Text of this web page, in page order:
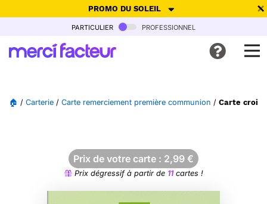
PROMO DU SOLEIL
-30% de réduction avec le code SUMMER26pour envoyer des
Ne plus afficher
particulier professionnel
🏠 / Carterie / Carte remerciement première communion / Carte croix
Prix de votre carte : 2,99 €
Prix dégressif à partir de 11cartes !